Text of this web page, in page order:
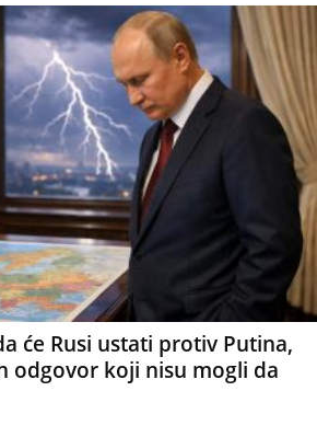
će Rusi ustati protiv Putina,
odgovor koji nisu mogli da